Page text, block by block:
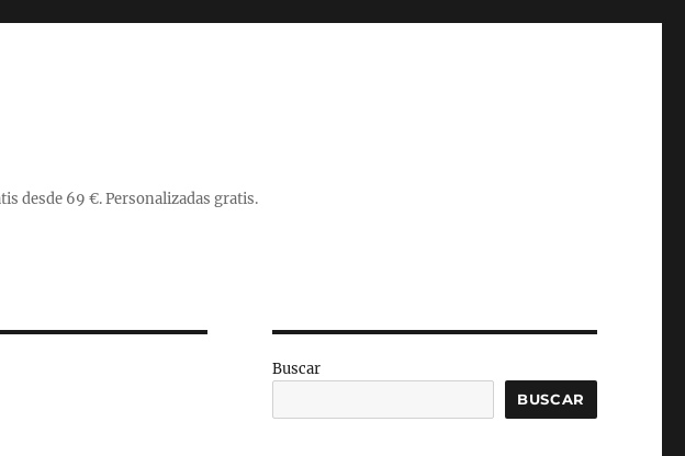
desde 69 €. Personalizadas gratis.
Buscar
BUSCAR